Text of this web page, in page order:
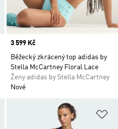
Price
3 599 Kč
Běžecký zkrácený top adidas by
Stella McCartney Floral Lace
Ženy adidas by Stella McCartney
Nové
Přidat do seznamu přání